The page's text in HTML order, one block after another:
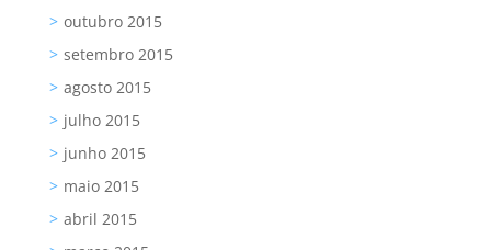
outubro 2015
setembro 2015
agosto 2015
julho 2015
junho 2015
maio 2015
abril 2015